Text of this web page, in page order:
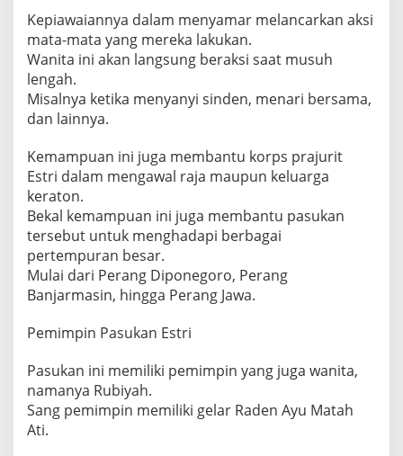
Kepiawaiannya dalam menyamar melancarkan aksi
mata-mata yang mereka lakukan.
Wanita ini akan langsung beraksi saat musuh
lengah.
Misalnya ketika menyanyi sinden, menari bersama,
dan lainnya.
Kemampuan ini juga membantu korps prajurit
Estri dalam mengawal raja maupun keluarga
keraton.
Bekal kemampuan ini juga membantu pasukan
tersebut untuk menghadapi berbagai
pertempuran besar.
Mulai dari Perang Diponegoro, Perang
Banjarmasin, hingga Perang Jawa.
Pemimpin Pasukan Estri
Pasukan ini memiliki pemimpin yang juga wanita,
namanya Rubiyah.
Sang pemimpin memiliki gelar Raden Ayu Matah
Ati.